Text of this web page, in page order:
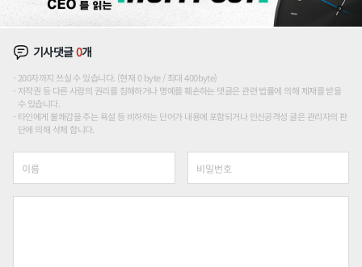
기사댓글0개
200자까지 쓰실 수 있습니다. (현재 0 byte / 최대 400byte)
저작권 등 다른 사람의 권리를 침해하거나 명예를 훼손하는 댓글은 관련 법률에 의해 제재를 받을
수 있습니다.
타인에게 불쾌감을 주는 욕설 등 비하하는 단어가 내용에 포함되거나 인신공격성 글은 관리자의 판
단에 의해 삭제 합니다.